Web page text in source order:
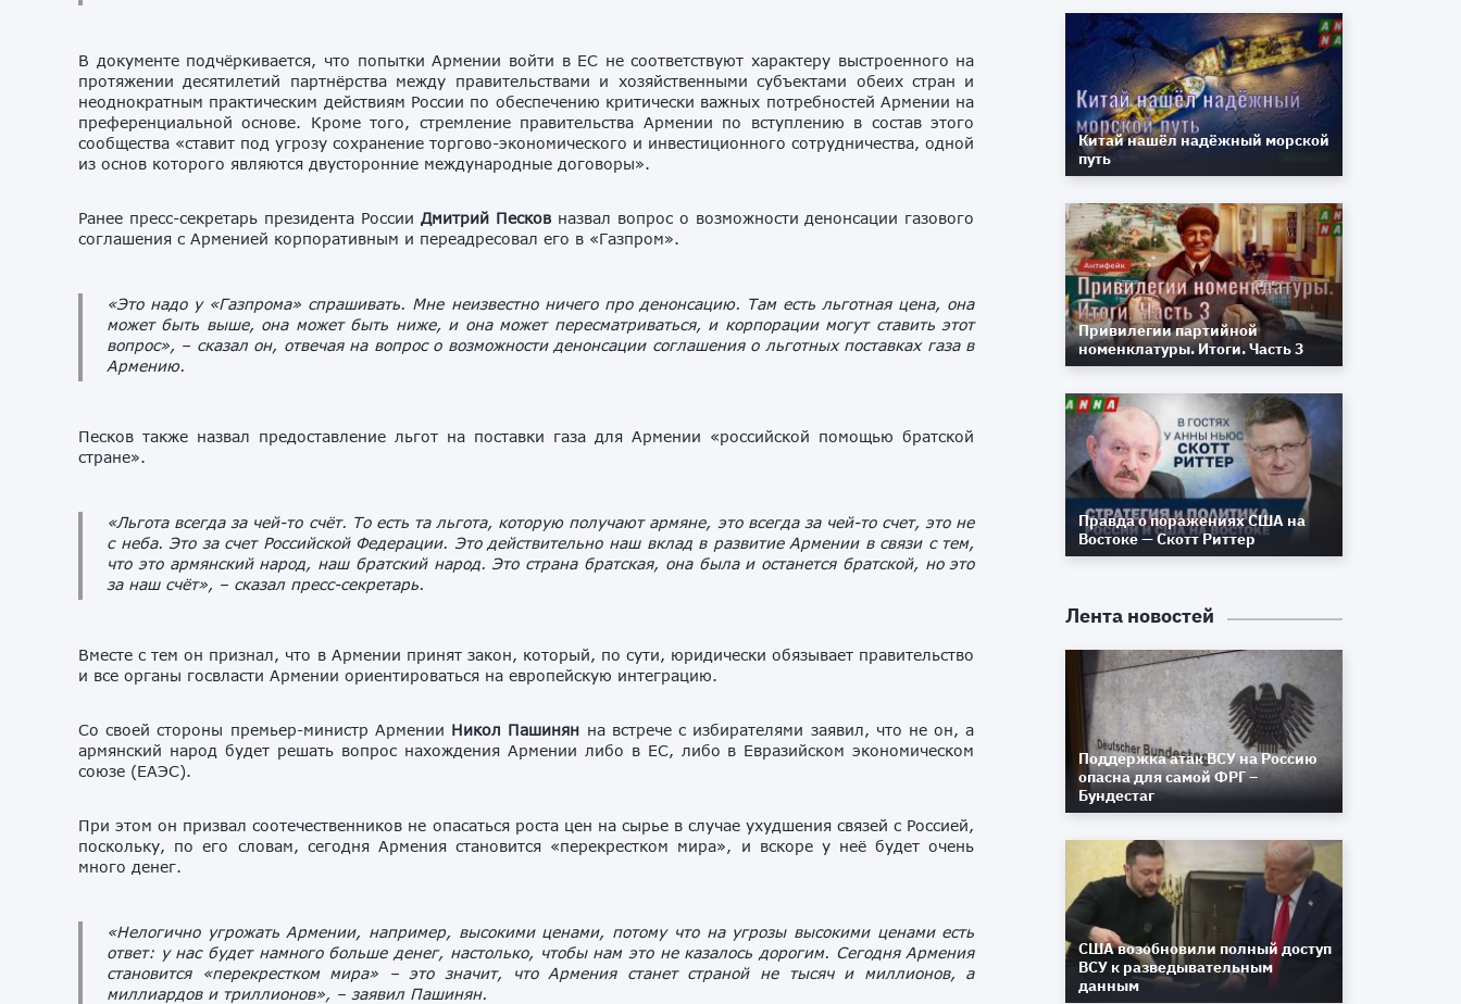
В документе подчёркивается, что попытки Армении войти в ЕС не соответствуют характеру выстроенного на
протяжении десятилетий партнёрства между правительствами и хозяйственными субъектами обеих стран и
неоднократным практическим действиям России по обеспечению критически важных потребностей Армении на
преференциальной основе. Кроме того, стремление правительства Армении по вступлению в состав этого
сообщества «ставит под угрозу сохранение торгово-экономического и инвестиционного сотрудничества, одной
из основ которого являются двусторонние международные договоры».
Ранее пресс-секретарь президента России Дмитрий Песковназвал вопрос о возможности денонсации газового
соглашения с Арменией корпоративным и переадресовал его в «Газпром».
«Это надо у «Газпрома» спрашивать. Мне неизвестно ничего про денонсацию. Там есть льготная цена, она
может быть выше, она может быть ниже, и она может пересматриваться, и корпорации могут ставить этот
вопрос», – сказал он, отвечая на вопрос о возможности денонсации соглашения о льготных поставках газа в
Армению.
Песков также назвал предоставление льгот на поставки газа для Армении «российской помощью братской
стране».
«Льгота всегда за чей-то счёт. То есть та льгота, которую получают армяне, это всегда за чей-то счет, это не
с неба. Это за счет Российской Федерации. Это действительно наш вклад в развитие Армении в связи с тем,
что это армянский народ, наш братский народ. Это страна братская, она была и останется братской, но это
за наш счёт», – сказал пресс-секретарь.
Вместе с тем он признал, что в Армении принят закон, который, по сути, юридически обязывает правительство
и все органы госвласти Армении ориентироваться на европейскую интеграцию.
Со своей стороны премьер-министр Армении Никол Пашинян на встрече с избирателями заявил, что не он, а
армянский народ будет решать вопрос нахождения Армении либо в ЕС, либо в Евразийском экономическом
союзе (ЕАЭС).
При этом он призвал соотечественников не опасаться роста цен на сырье в случае ухудшения связей с Россией,
поскольку, по его словам, сегодня Армения становится «перекрестком мира», и вскоре у неё будет очень
много денег.
«Нелогично угрожать Армении, например, высокими ценами, потому что на угрозы высокими ценами есть
ответ: у нас будет намного больше денег, настолько, чтобы нам это не казалось дорогим. Сегодня Армения
становится «перекрестком мира» – это значит, что Армения станет страной не тысяч и миллионов, а
миллиардов и триллионов», – заявил Пашинян.
Китай нашёл надёжный морской
путь
Привилегии партийной
номенклатуры. Итоги. Часть 3
Правда о поражениях США на
Востоке — Скотт Риттер
Лента новостей
Поддержка атак ВСУ на Россию
опасна для самой ФРГ –
Бундестаг
США возобновили полный доступ
ВСУ к разведывательным
данным